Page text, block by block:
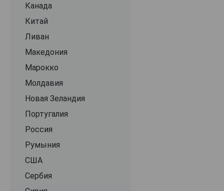
Bernard Magrez
Beronia
Bienvenido Munoz
Bodega Cuatro Rayas
Bodega Estada
Bodega Exporto
Bodega Vinessens
Bodegas Altolandon
Bodegas Arloren
Bodegas Atalaya
Bodegas Ateca
Bodegas Bhilar
Канада
Китай
Ливан
Македония
Марокко
Молдавия
Новая Зеландия
Португалия
Россия
Румыния
США
Сербия